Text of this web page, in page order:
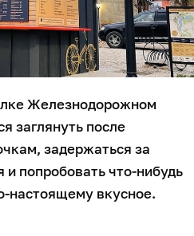
Железнодорожном
заглянуть после
задержаться за
попробовать что-нибудь
настоящему вкусное.